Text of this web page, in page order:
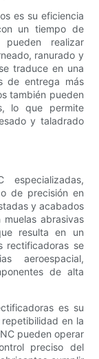
es su eficiencia
un tiempo de
realizar
ranurado y
traduce en una
de entrega más
también pueden
lo que permite
y taladrado
especializadas,
de precisión en
y acabados
muelas abrasivas
resulta en un
rectificadoras se
aeroespacial,
de alta
es su
en la
pueden operar
preciso del